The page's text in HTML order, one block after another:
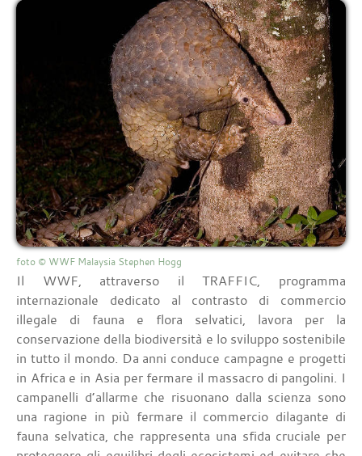
foto © WWF Malaysia Stephen Hogg
Il WWF, attraverso il TRAFFIC, programma
internazionale dedicato al contrasto di commercio
illegale di fauna e flora selvatici, lavora per la
conservazione della biodiversità e lo sviluppo sostenibile
in tutto il mondo. Da anni conduce campagne e progetti
in Africa e in Asia per fermare il massacro di pangolini. I
campanelli d’allarme che risuonano dalla scienza sono
una ragione in più fermare il commercio dilagante di
fauna selvatica, che rappresenta una sfida cruciale per